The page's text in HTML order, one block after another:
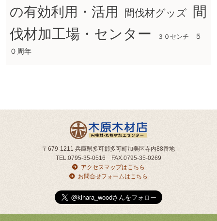
の有効利用・活用
間伐材グッズ
間
伐材加工場・センター
３０センチ
５
０周年
〒679-1211 兵庫県多可郡多可町加美区寺内88番地
TEL.0795-35-0516 FAX.0795-35-0269
アクセスマップはこちら
お問合せフォームはこちら